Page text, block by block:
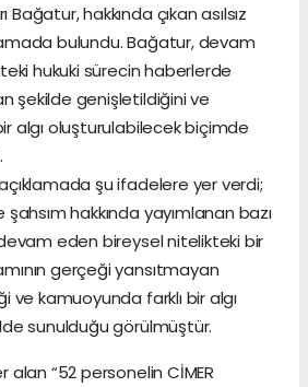
hakkında çıkan asılsız
bulundu. Bağatur, devam
hukuki sürecin haberlerde
şekilde genişletildiğini ve
algı oluşturulabilecek biçimde
şu ifadelere yer verdi;
hakkında yayımlanan bazı
eden bireysel nitelikteki bir
gerçeği yansıtmayan
kamuoyunda farklı bir algı
sunulduğu görülmüştür.
“52 personelin CİMER